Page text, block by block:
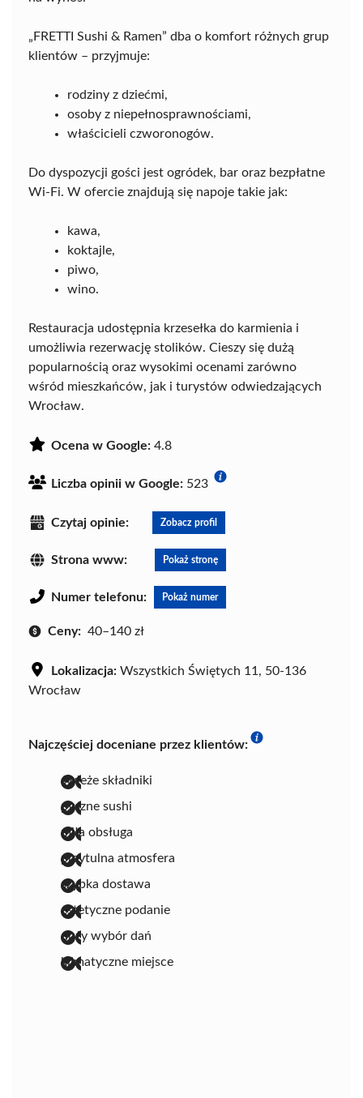
„FRETTI Sushi & Ramen” dba o komfort różnych grup
klientów – przyjmuje:
rodziny z dziećmi,
osoby z niepełnosprawnościami,
właścicieli czworonogów.
Do dyspozycji gości jest ogródek, bar oraz bezpłatne
Wi-Fi. W ofercie znajdują się napoje takie jak:
kawa,
koktajle,
piwo,
wino.
Restauracja udostępnia krzesełka do karmienia i
umożliwia rezerwację stolików. Cieszy się dużą
popularnością oraz wysokimi ocenami zarówno
wśród mieszkańców, jak i turystów odwiedzających
Wrocław.
Ocena w Google: 4.8
Liczba opinii w Google: 523
Czytaj opinie: Zobacz profil
Strona www: Pokaż stronę
Numer telefonu: Pokaż numer
Ceny: 40–140 zł
Lokalizacja: Wszystkich Świętych 11, 50-136
Wrocław
Najczęściej doceniane przez klientów:
świeże składniki
pyszne sushi
miła obsługa
przytulna atmosfera
szybka dostawa
estetyczne podanie
duży wybór dań
klimatyczne miejsce